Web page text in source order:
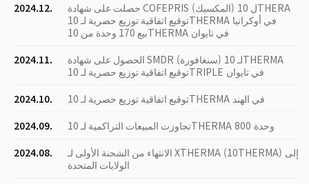
2024.12.
حصلت على شهادة COFEPRIS (المكسيك) ل 10THERA
توقيع اتفاقية توزيع حصرية لـ 10THERMA في أوكرانيا
بيع 170 وحدة من 10THERMA في تايوان
2024.11.
الحصول على شهادة SMDR (سنغافورة) لـ 10THERMA
توقيع اتفاقية توزيع حصرية لـ 10TRIPLE في تايوان
2024.10.
توقيع اتفاقية توزيع حصرية لـ 10THERMA في الهند
2024.09.
تجاوزت المبيعات التراكمية لـ 10THERMA 800 وحدة
2024.08.
الانتهاء من الشحنة الأولى لـ XTHERMA (10THERMA) إلى
الولايات المتحدة